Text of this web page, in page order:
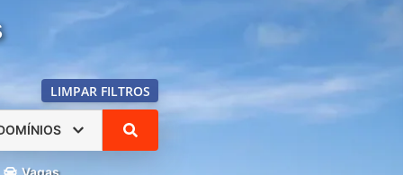
LIMPAR FILTROS
Vagas